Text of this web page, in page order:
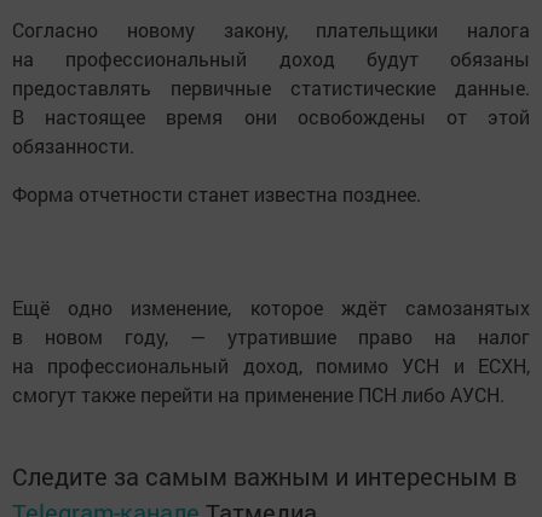
Согласно новому закону, плательщики налога
на профессиональный доход будут обязаны
предоставлять первичные статистические данные.
В настоящее время они освобождены от этой
обязанности.
Форма отчетности станет известна позднее.
Ещё одно изменение, которое ждёт самозанятых
в новом году, — утратившие право на налог
на профессиональный доход, помимо УСН и ЕСХН,
смогут также перейти на применение ПСН либо АУСН.
Следите за самым важным и интересным в